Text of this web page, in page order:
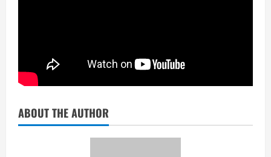
ABOUT THE AUTHOR